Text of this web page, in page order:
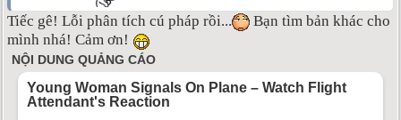
Tiếc gê! Lỗi phân tích cú pháp rồi...
Bạn tìm bản khác cho
mình nhá! Cảm ơn!